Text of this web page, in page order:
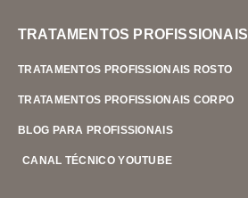
TRATAMENTOS PROFISSIONAIS
TRATAMENTOS PROFISSIONAIS ROSTO
TRATAMENTOS PROFISSIONAIS CORPO
BLOG PARA PROFISSIONAIS
CANAL TÉCNICO YOUTUBE